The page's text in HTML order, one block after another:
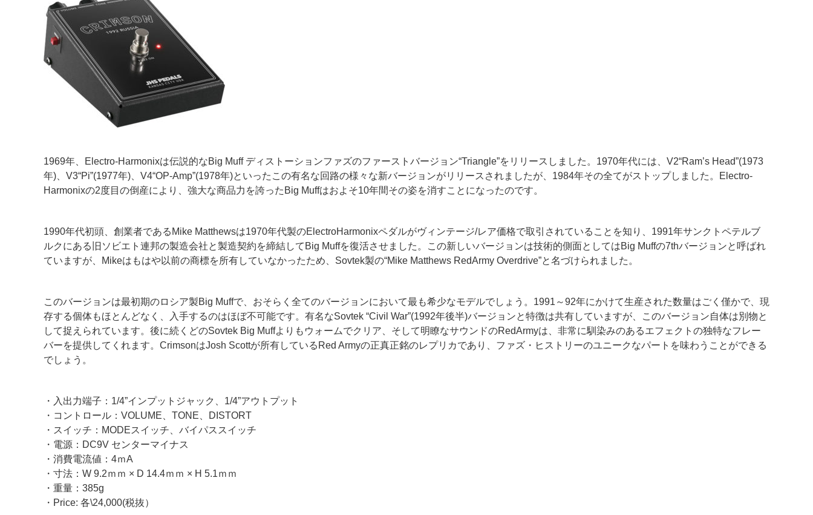
1969年、Electro-Harmonixは伝説的なBig Muff ディストーションファズのファーストバージョン“Triangle”をリリースしました。1970年代には、V2“Ram’s Head”(1973
年)、V3“Pi”(1977年)、V4“OP-Amp”(1978年)といったこの有名な回路の様々な新バージョンがリリースされましたが、1984年その全てがストップしました。Electro-
Harmonixの2度目の倒産により、強大な商品力を誇ったBig Muffはおよそ10年間その姿を消すことになったのです。
1990年代初頭、創業者であるMike Matthewsは1970年代製のElectroHarmonixペダルがヴィンテージ/レア価格で取引されていることを知り、1991年サンクトペテルブ
ルクにある旧ソビエト連邦の製造会社と製造契約を締結してBig Muffを復活させました。この新しいバージョンは技術的側面としてはBig Muffの7thバージョンと呼ばれ
ていますが、Mikeはもはや以前の商標を所有していなかったため、Sovtek製の“Mike Matthews RedArmy Overdrive”と名づけられました。
このバージョンは最初期のロシア製Big Muffで、おそらく全てのバージョンにおいて最も希少なモデルでしょう。1991～92年にかけて生産された数量はごく僅かで、現
存する個体もほとんどなく、入手するのはほぼ不可能です。有名なSovtek “Civil War”(1992年後半)バージョンと特徴は共有していますが、このバージョン自体は別物と
して捉えられています。後に続くどのSovtek Big Muffよりもウォームでクリア、そして明瞭なサウンドのRedArmyは、非常に馴染みのあるエフェクトの独特なフレー
バーを提供してくれます。CrimsonはJosh Scottが所有しているRed Armyの正真正銘のレプリカであり、ファズ・ヒストリーのユニークなパートを味わうことができる
でしょう。
・入出力端子：1/4”インプットジャック、1/4”アウトプット
・コントロール：VOLUME、TONE、DISTORT
・スイッチ：MODEスイッチ、バイパススイッチ
・電源：DC9V センターマイナス
・消費電流値：4ｍA
・寸法：W 9.2ｍｍ × D 14.4ｍｍ × H 5.1ｍｍ
・重量：385g
・Price: 各\24,000(税抜）